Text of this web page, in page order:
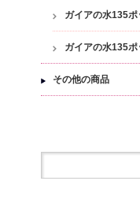
ガイアの水135
ガイアの水135ポ
その他の商品